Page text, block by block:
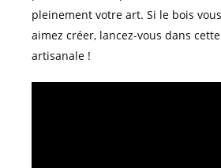
pleinement votre art. Si le bois
aimez créer, lancez-vous dans
artisanale !